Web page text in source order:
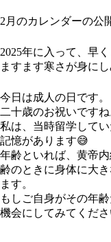
2月のカレンダーの公
2025年に入って、早
ますます寒さが身にし
今日は成人の日です。
二十歳のお祝いですね
私は、当時留学して
記憶があります😅
年齢といれば、黄帝
齢のときに身体に大
ます。
もしご自身がその年
機会にしてみてくださ